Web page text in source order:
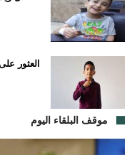
العثور
موقف البلقاء اليوم